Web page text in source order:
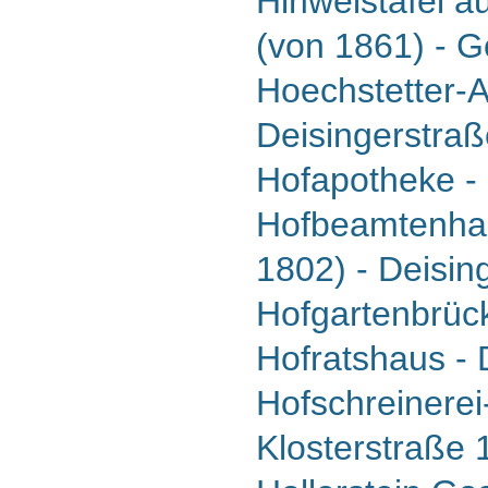
(von 1861) -
Hoechstetter-
Hofapotheke
1802) -
Hofratshaus -
Klosterstraße